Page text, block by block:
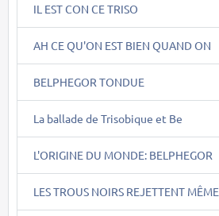
IL EST CON CE TRISO
AH CE QU'ON EST BIEN QUAND ON
BELPHEGOR TONDUE
La ballade de Trisobique et Be
L'ORIGINE DU MONDE: BELPHEGOR
LES TROUS NOIRS REJETTENT MÊME